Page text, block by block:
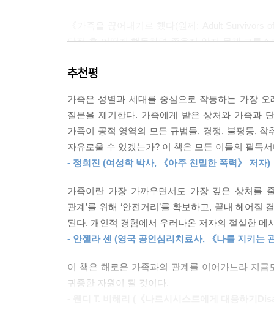
란다. 가족과의 관계 단절을 고민하는 모두가 학
만 실제로는 학대당하고도 그런 사실을 밝히지 않
히 이루어지는 경우가 너무나 많기 때문이다.
--- p.37
상대방이 나를 학대하고 먼저 날 배신했는데, 어
학대하는 사람이 괜찮은 말과 행동을 하는 날이
--- p.52
로운 영향에서 벗어나면 행복해질 수 있고, 있는
이 가는 대로 사랑할 수 있고, 하고 싶은 일을 하
단절 후 어떻게 행동하면 좋을지 알지 못해 고통
끊임없이 신체적·정서적 학대를 당했다. 그는 가
강조하며, 학대 생존자가 자신이 원하는 삶을
필요하다고 말한다.
이 책은 해로운 가족에게서 벗어나는 법을 총 3
하는 이유, 자신의 결정을 스스로 지지하기 위
토대로 설명하면서, 해로운 수치심과 죄책감에
가해에서 자신을 지키기 위해 무엇을 할 수 있을
조언을 담뿍 담는다.
유지하자는 중립적인 조언을 하는 데에 그친다.
겪어온 경험자로서 가해자를 단호하게 비판하고
추천평
가족은 성별과 세대를 중심으로 작동하는 가장
질문을 제기한다. 가족에게 받은 상처와 가족과
가족이 공적 영역의 모든 규범들, 경쟁, 불평등, 착
자유로울 수 있겠는가? 이 책은 모든 이들의 필독
- 정희진 (여성학 박사, 《아주 친밀한 폭력》 저자)
가족이란 가장 가까우면서도 가장 깊은 상처를
관계’를 위해 ‘안전거리’를 확보하고, 끝내 헤어
된다. 개인적 경험에서 우러나온 저자의 절실한
- 안젤라 센 (영국 공인심리치료사, 《나를 지키는
이 책은 해로운 가족과의 관계를 이어가느라 지
귀중한 자원이 될 것이다.